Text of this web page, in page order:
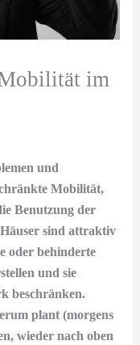
im
und
Mobilität,
Benutzung der
sind attraktiv
oder behinderte
und sie
beschränken.
plant (morgens
wieder nach oben